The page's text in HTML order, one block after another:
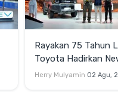
Rayakan 75 Tahun
Toyota Hadirkan
Cruiser 300 HEV
Herry Mulyamin 02 Agu,